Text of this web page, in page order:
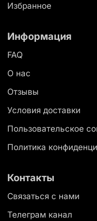
Избранное
Информация
FAQ
О нас
Отзывы
Условия доставки
Пользовательское
Политика
Контакты
Связаться с нами
Телеграм канал